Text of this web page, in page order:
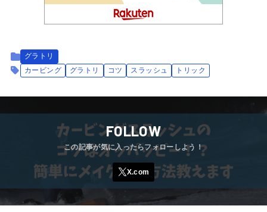
グラトリ
カービング
グラトリ コツ スラッシュ トリック
FOLLOW